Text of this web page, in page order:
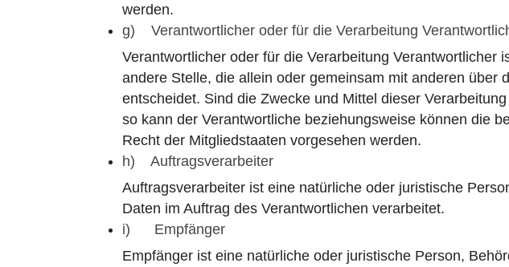
werden.
g) Verantwortlicher oder für die Verarbeitung
Verantwortlicher oder für die Verarbeitung
andere Stelle, die allein oder gemeinsam mit anderen über
entscheidet. Sind die Zwecke und Mittel dieser
so kann der Verantwortliche beziehungsweise können die
Recht der Mitgliedstaaten vorgesehen werden.
h) Auftragsverarbeiter
Auftragsverarbeiter ist eine natürliche oder juristische
Daten im Auftrag des Verantwortlichen verarbeitet.
i) Empfänger
Empfänger ist eine natürliche oder juristische Person,